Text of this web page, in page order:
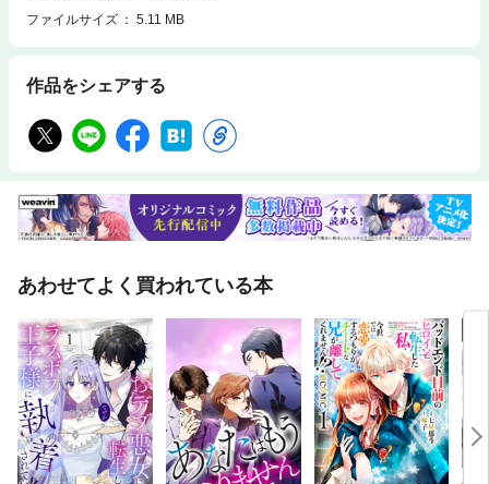
ファイルサイズ
5.11 MB
作品をシェアする
あわせてよく買われている本